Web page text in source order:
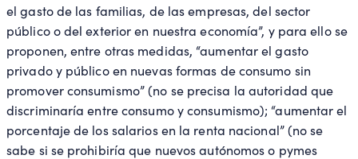
el gasto de las familias, de las empresas, del sector
público o del exterior en nuestra economía”, y para ello se
proponen, entre otras medidas, “aumentar el gasto
privado y público en nuevas formas de consumo sin
promover consumismo” (no se precisa la autoridad que
discriminaría entre consumo y consumismo); “aumentar el
porcentaje de los salarios en la renta nacional” (no se
sabe si se prohibiría que nuevos autónomos o pymes